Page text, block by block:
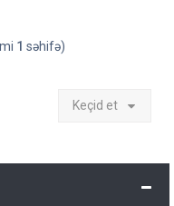
1 səhifə)
Keçid et